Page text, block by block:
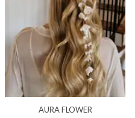
AURA FLOWER